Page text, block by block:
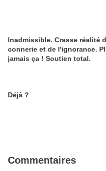
Inadmissible. Crasse réalité
connerie et de l'ignorance.
jamais ça ! Soutien total.
Déjà ?
Commentaires